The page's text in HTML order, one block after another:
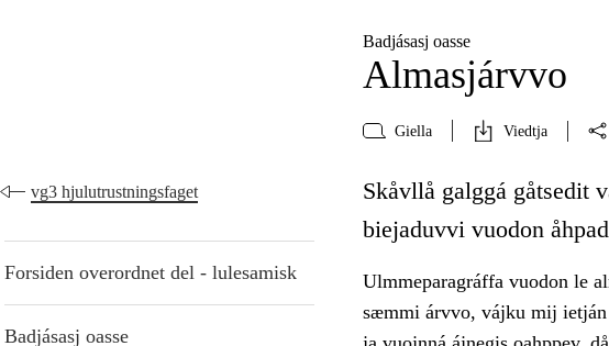
Badjásasj oasse
Almasjárvvo
Giella Viedtja
vg3 hjulutrustningsfaget
Forsiden overordnet del - lulesamisk
Badjásasj oasse
Skåvllå galggá gåtsedit
biejaduvvi vuodon
Ulmmeparagráffa vuodon le
sæmmi árvvo, vájku mij ietján